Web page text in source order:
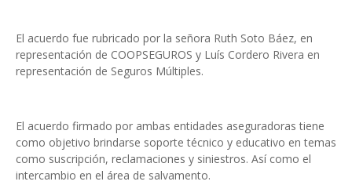
El acuerdo fue rubricado por la señora Ruth Soto Báez, en
representación de COOPSEGUROS y Luís Cordero Rivera en
representación de Seguros Múltiples.
El acuerdo firmado por ambas entidades aseguradoras tiene
como objetivo brindarse soporte técnico y educativo en temas
como suscripción, reclamaciones y siniestros. Así como el
intercambio en el área de salvamento.